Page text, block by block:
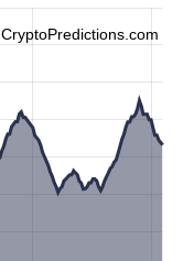
CryptoPredictions.com